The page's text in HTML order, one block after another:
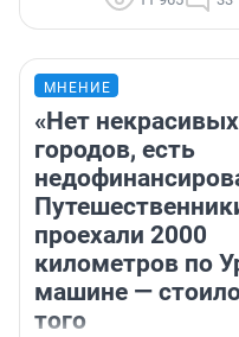
МНЕНИЕ
«Нет некрасивых
городов, есть
проехали 2000
километров по
машине — стоило
того